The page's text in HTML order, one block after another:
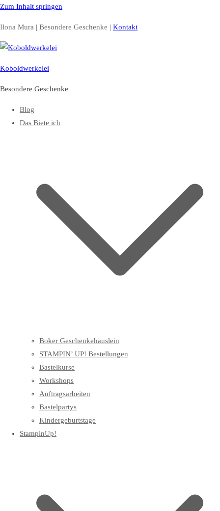
Zum Inhalt springen
Ilona Mura | Besondere Geschenke | Kontakt
Koboldwerkelei
Besondere Geschenke
Blog
Das Biete ich
Boker Geschenkehäuslein
STAMPIN’ UP! Bestellungen
Bastelkurse
Workshops
Auftragsarbeiten
Bastelpartys
Kindergeburtstage
StampinUp!